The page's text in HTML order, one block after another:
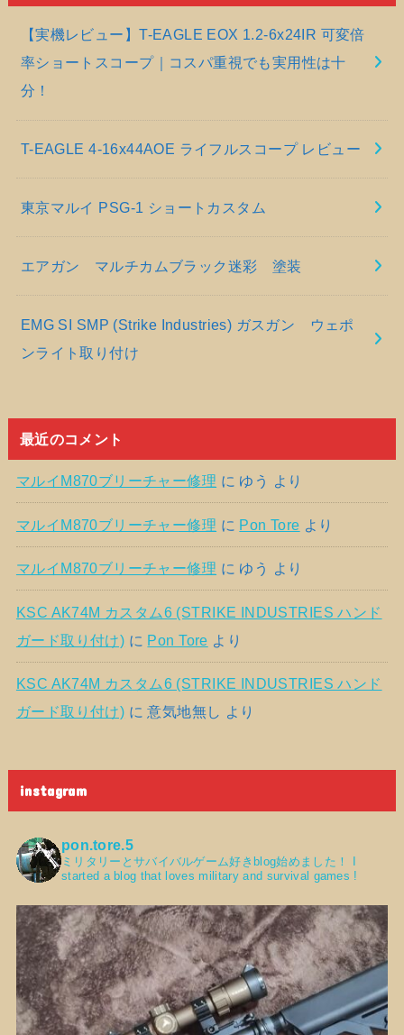
【実機レビュー】T-EAGLE EOX 1.2-6x24IR 可変倍
率ショートスコープ｜コスパ重視でも実用性は十
分！
T-EAGLE 4-16x44AOE ライフルスコープ レビュー
東京マルイ PSG-1 ショートカスタム
エアガン マルチカムブラック迷彩 塗装
EMG SI SMP (Strike Industries) ガスガン ウェポ
ンライト取り付け
最近のコメント
マルイM870ブリーチャー修理 に ゆう より
マルイM870ブリーチャー修理 に Pon Tore より
マルイM870ブリーチャー修理 に ゆう より
KSC AK74M カスタム6 (STRIKE INDUSTRIES ハンド
ガード取り付け) に Pon Tore より
KSC AK74M カスタム6 (STRIKE INDUSTRIES ハンド
ガード取り付け) に意気地無し より
instagram
pon.tore.5
ミリタリーとサバイバルゲーム好きblog始めました！
started a blog that loves military and survival games !